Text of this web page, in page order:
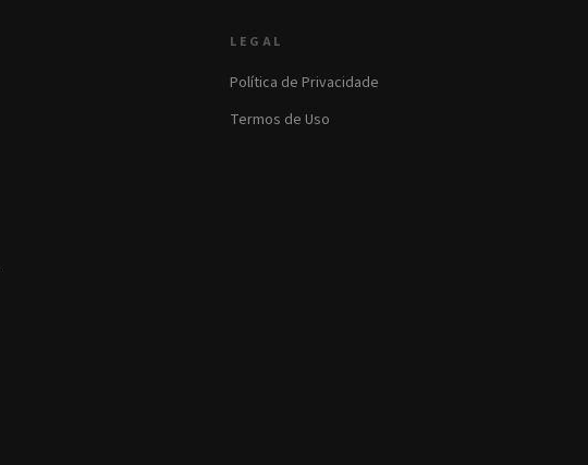
LEGAL
Política de Privacidade
Termos de Uso